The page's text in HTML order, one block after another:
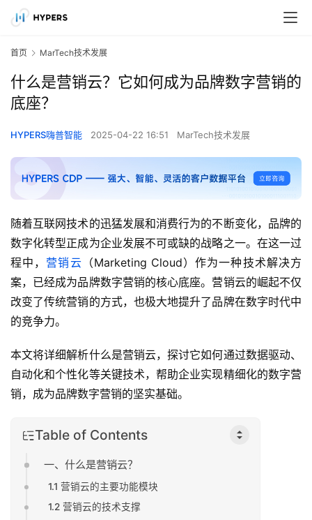
首页 MarTech技术发展
什么是营销云？它如何成为品牌数字营销的
底座？
HYPERS嗨普智能 2025-04-22 16:51 MarTech技术发展
随着互联网技术的迅猛发展和消费行为的不断变化，品牌的
数字化转型正成为企业发展不可或缺的战略之一。在这一过
程中， 营销云 （Marketing Cloud）作为一种技术解决方
案，已经成为品牌数字营销的核心底座。营销云的崛起不仅
改变了传统营销的方式，也极大地提升了品牌在数字时代中
的竞争力。
本文将详细解析什么是营销云，探讨它如何通过数据驱动、
自动化和个性化等关键技术，帮助企业实现精细化的数字营
销，成为品牌数字营销的坚实基础。
Table of Contents
一、什么是营销云？
1.1 营销云的主要功能模块
1.2 营销云的技术支撑